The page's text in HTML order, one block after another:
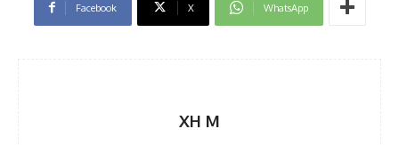
Facebook X WhatsApp
XH M